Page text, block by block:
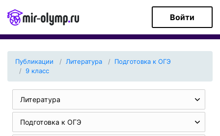
Войти
Публикации Литература
Подготовка к ОГЭ
9 класс
Литература
Подготовка к ОГЭ